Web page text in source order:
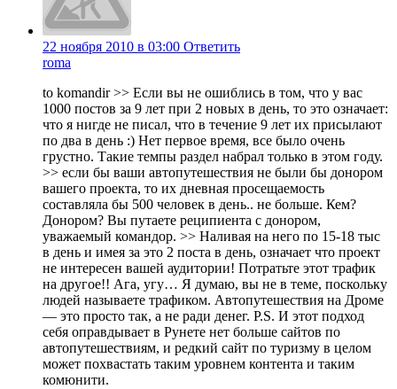
22 ноября 2010 в 03:00 Ответить
roma
to komandir >> Если вы не ошиблись в том, что у вас
1000 постов за 9 лет при 2 новых в день, то это означает:
что я нигде не писал, что в течение 9 лет их присылают
по два в день :) Нет первое время, все было очень
грустно. Такие темпы раздел набрал только в этом году.
>> если бы ваши автопутешествия не были бы донором
вашего проекта, то их дневная просещаемость
составляла бы 500 человек в день.. не больше. Кем?
Донором? Вы путаете реципиента с донором,
уважаемый командор. >> Наливая на него по 15-18 тыс
в день и имея за это 2 поста в день, означает что проект
не интересен вашей аудитории! Потратьте этот трафик
на другое!! Ага, угу… Я думаю, вы не в теме, поскольку
людей называете трафиком. Автопутешествия на Дроме
— это просто так, а не ради денег. P.S. И этот подход
себя оправдывает в Рунете нет больше сайтов по
автопутешествиям, и редкий сайт по туризму в целом
может похвастать таким уровнем контента и таким
комюнити.